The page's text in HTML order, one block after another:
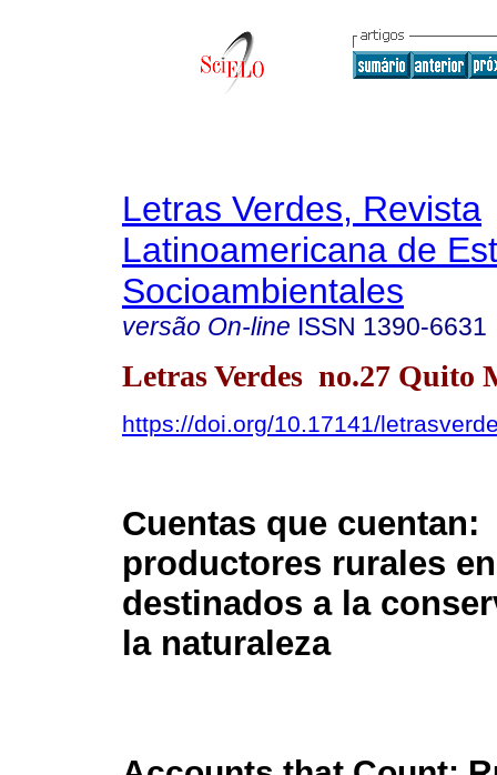
Letras Verdes, Revista
Latinoamericana de
Socioambientales
versão On-line ISSN 1390-6631
Letras Verdes no.27 Quito
https://doi.org/10.17141/
Cuentas que cuentan:
productores rurales
destinados a la
la naturaleza